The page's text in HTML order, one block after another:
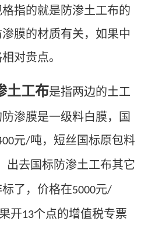
指的就是防渗土工布的
膜的材质有关，如果中
对贵点。
土工布是指两边的土工
渗膜是一级料白膜，国
元/吨，短丝国标原包料
出去国标防渗土工布其它
了，价格在5000元/
开13个点的增值税专票